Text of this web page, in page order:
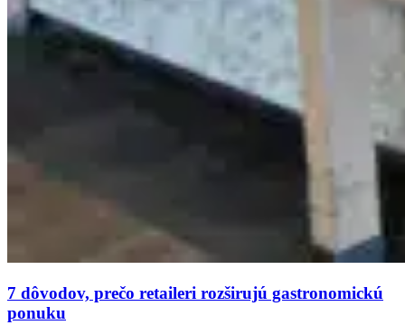
7 dôvodov, prečo retaileri rozširujú gastronomickú
ponuku